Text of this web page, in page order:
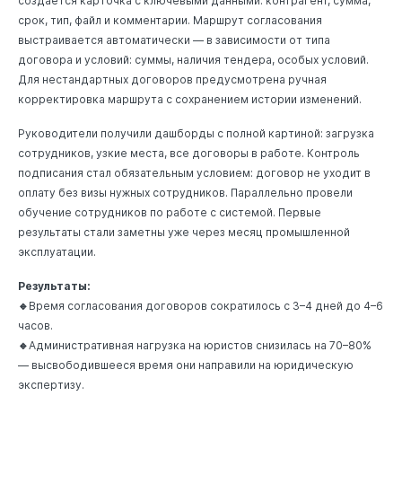
срок, тип, файл и комментарии. Маршрут согласования
выстраивается автоматически — в зависимости от типа
договора и условий: суммы, наличия тендера, особых условий.
Для нестандартных договоров предусмотрена ручная
корректировка маршрута с сохранением истории изменений.
Руководители получили дашборды с полной картиной: загрузка
сотрудников, узкие места, все договоры в работе. Контроль
подписания стал обязательным условием: договор не уходит в
оплату без визы нужных сотрудников. Параллельно провели
обучение сотрудников по работе с системой. Первые
результаты стали заметны уже через месяц промышленной
эксплуатации.
Результаты:
🔹 Время согласования договоров сократилось с 3–4 дней до 4–6
часов.
🔹Административная нагрузка на юристов снизилась на 70–80%
— высвободившееся время они направили на юридическую
экспертизу.